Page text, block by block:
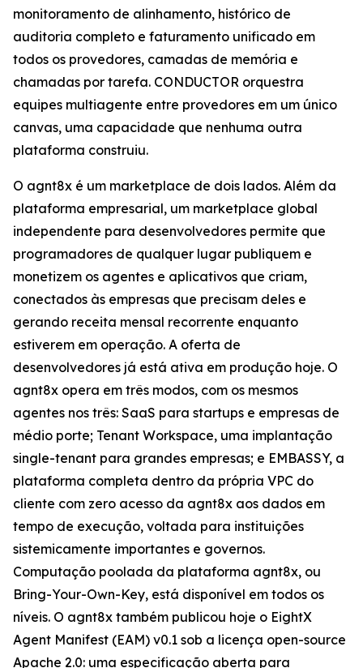
monitoramento de alinhamento, histórico de
auditoria completo e faturamento unificado em
todos os provedores, camadas de memória e
chamadas por tarefa. CONDUCTOR orquestra
equipes multiagente entre provedores em um único
canvas, uma capacidade que nenhuma outra
plataforma construiu.
O agnt8x é um marketplace de dois lados. Além da
plataforma empresarial, um marketplace global
independente para desenvolvedores permite que
programadores de qualquer lugar publiquem e
monetizem os agentes e aplicativos que criam,
conectados às empresas que precisam deles e
gerando receita mensal recorrente enquanto
estiverem em operação. A oferta de
desenvolvedores já está ativa em produção hoje. O
agnt8x opera em três modos, com os mesmos
agentes nos três: SaaS para startups e empresas de
médio porte; Tenant Workspace, uma implantação
single-tenant para grandes empresas; e EMBASSY, a
plataforma completa dentro da própria VPC do
cliente com zero acesso da agnt8x aos dados em
tempo de execução, voltada para instituições
sistemicamente importantes e governos.
Computação poolada da plataforma agnt8x, ou
Bring-Your-Own-Key, está disponível em todos os
níveis. O agnt8x também publicou hoje o EightX
Agent Manifest (EAM) v0.1 sob a licença open-source
Apache 2.0: uma especificação aberta para